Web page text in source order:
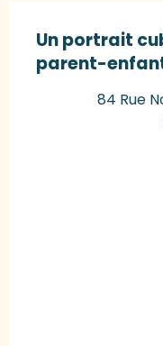
Un portrait
parent-
84 Rue